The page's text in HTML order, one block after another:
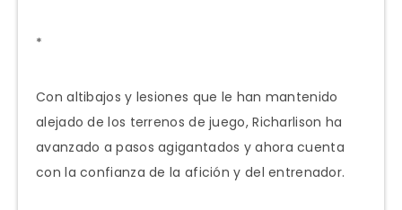
*
Con altibajos y lesiones que le han mantenido
alejado de los terrenos de juego, Richarlison ha
avanzado a pasos agigantados y ahora cuenta
con la confianza de la afición y del entrenador.